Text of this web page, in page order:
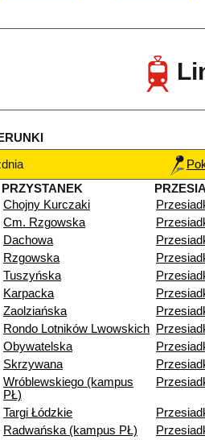
PRZYSTANEK
Chojny Kurczaki
Cm. Rzgowska
Dachowa
Rzgowska
Tuszyńska
Karpacka
Zaolziańska
Rondo Lotników Lwowskich
Obywatelska
Skrzywana
Wróblewskiego (kampus
PŁ)
Targi Łódzkie
Radwańska (kampus PŁ)